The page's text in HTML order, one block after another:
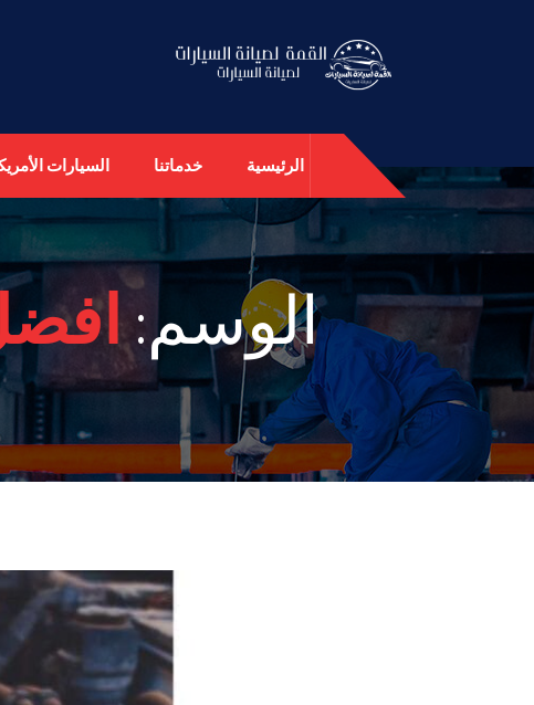
الرئيسية خدماتنا السيارات
الوسم: